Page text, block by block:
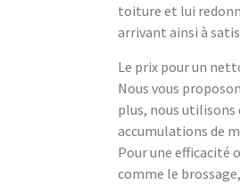
toiture et lui
arrivant ainsi à
Le prix pour un
Nous vous
plus, nous
accumulations de
Pour une
comme le